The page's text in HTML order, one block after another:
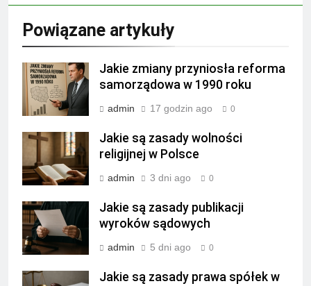
Powiązane artykuły
Jakie zmiany przyniosła reforma
samorządowa w 1990 roku
admin 17 godzin ago 0
Jakie są zasady wolności
religijnej w Polsce
admin 3 dni ago 0
Jakie są zasady publikacji
wyroków sądowych
admin 5 dni ago 0
Jakie są zasady prawa spółek w